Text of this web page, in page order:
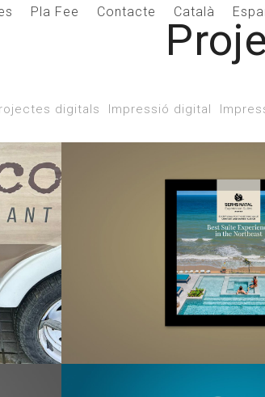
Pla Fee Contacte Català
digitals Impressió digital